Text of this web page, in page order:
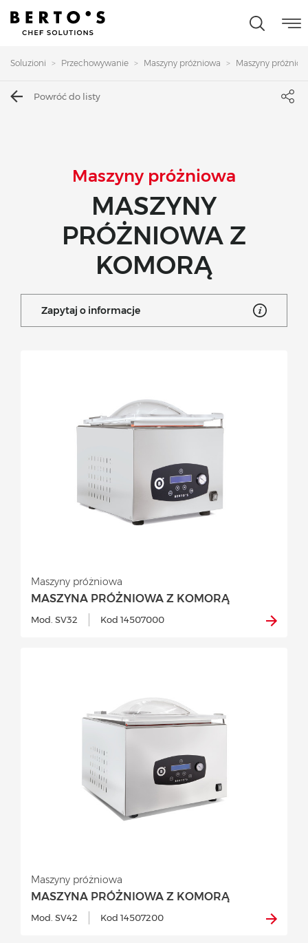
Soluzioni Przechowywanie Maszyny próżniowa Maszyny
Powróć do listy
Maszyny próżniowa
MASZYNY
PRÓŻNIOWA Z
KOMORĄ
Zapytaj o informacje
MASZYNA PRÓŻNIOWA Z KOMORĄ
Maszyny próżniowa
Mod. SV32 Kod 14507000
MASZYNA PRÓŻNIOWA Z KOMORĄ
Maszyny próżniowa
Mod. SV42 Kod 14507200